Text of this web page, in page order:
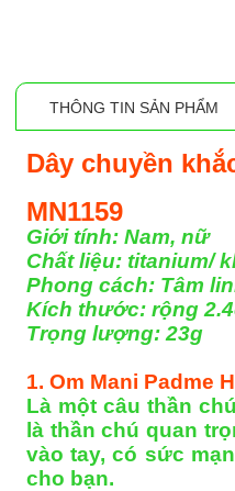
THÔNG TIN SẢN PHẨM
Dây chuyền
MN1159
Giới tính: Nam, nữ
Chất liệu: titanium/
Phong cách: Tâm
Kích thước: rộng
Trọng lượng: 23g
1. Om Mani Padme
Là một câu thần
là thần chú quan
vào tay, có sức
cho bạn.